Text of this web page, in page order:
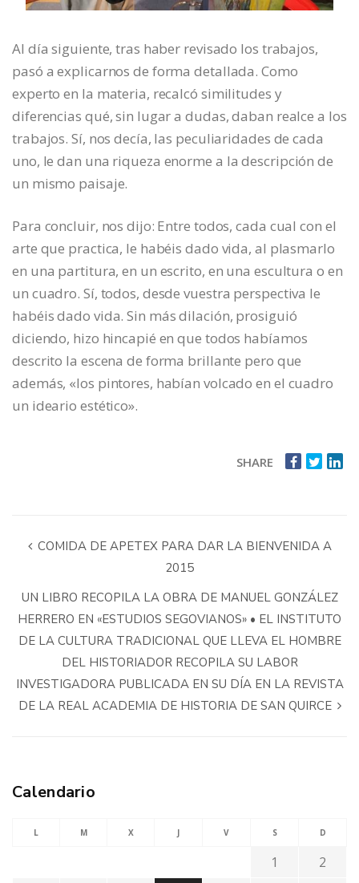
Al día siguiente, tras haber revisado los trabajos,
pasó a explicarnos de forma detallada. Como
experto en la materia, recalcó similitudes y
diferencias qué, sin lugar a dudas, daban realce a los
trabajos. Sí, nos decía, las peculiaridades de cada
uno, le dan una riqueza enorme a la descripción de
un mismo paisaje.
Para concluir, nos dijo: Entre todos, cada cual con el
arte que practica, le habéis dado vida, al plasmarlo
en una partitura, en un escrito, en una escultura o en
un cuadro. Sí, todos, desde vuestra perspectiva le
habéis dado vida. Sin más dilación, prosiguió
diciendo, hizo hincapié en que todos habíamos
descrito la escena de forma brillante pero que
además, «los pintores, habían volcado en el cuadro
un ideario estético».
SHARE
COMIDA DE APETEX PARA DAR LA BIENVENIDA A
2015
UN LIBRO RECOPILA LA OBRA DE MANUEL GONZÁLEZ
HERRERO EN «ESTUDIOS SEGOVIANOS» • EL INSTITUTO
DE LA CULTURA TRADICIONAL QUE LLEVA EL HOMBRE
DEL HISTORIADOR RECOPILA SU LABOR
INVESTIGADORA PUBLICADA EN SU DÍA EN LA REVISTA
DE LA REAL ACADEMIA DE HISTORIA DE SAN QUIRCE
Calendario
L M X J V S D
1
2